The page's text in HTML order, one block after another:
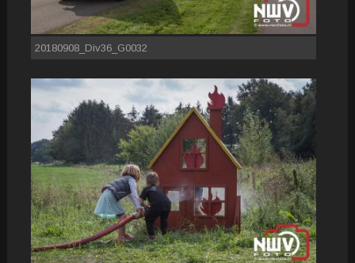
20180908_Div36_G0032